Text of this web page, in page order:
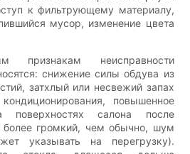
к фильтрующему материалу,
мусор, изменение цвета
признакам неисправности
снижение силы обдува из
затхлый или несвежий запах
повышенное
салона после
громкий, чем обычно, шум
указывать на перегрузку).